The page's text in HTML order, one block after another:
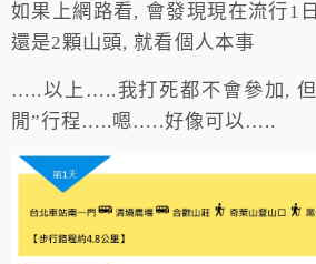
如果上網路看, 會發現現在流行1
還是2顆山頭, 就看個人本事
…..以上…..我打死都不會參加,
閒”行程…..嗯…..好像可以…..